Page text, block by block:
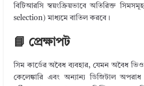
বিটিআরসি স্বয়ংক্রিয়ভাবে অতিরিক্ত
selection) মাধ্যমে বাতিল করবে।
📘 প্রেক্ষাপট
সিম কার্ডের অবৈধ ব্যবহার, যেমন অবৈধ
কেলেঙ্কারি এবং অন্যান্য ডিজিটাল